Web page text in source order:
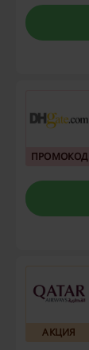
ПРОМОКОД
АКЦИЯ